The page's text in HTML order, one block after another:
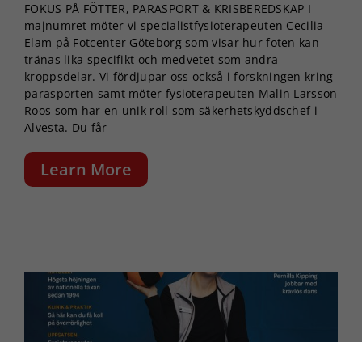
FOKUS PÅ FÖTTER, PARASPORT & KRISBEREDSKAP I
majnumret möter vi specialistfysioterapeuten Cecilia
Elam på Fotcenter Göteborg som visar hur foten kan
tränas lika specifikt och medvetet som andra
kroppsdelar. Vi fördjupar oss också i forskningen kring
parasporten samt möter fysioterapeuten Malin Larsson
Roos som har en unik roll som säkerhetskyddschef i
Alvesta. Du får
Learn More